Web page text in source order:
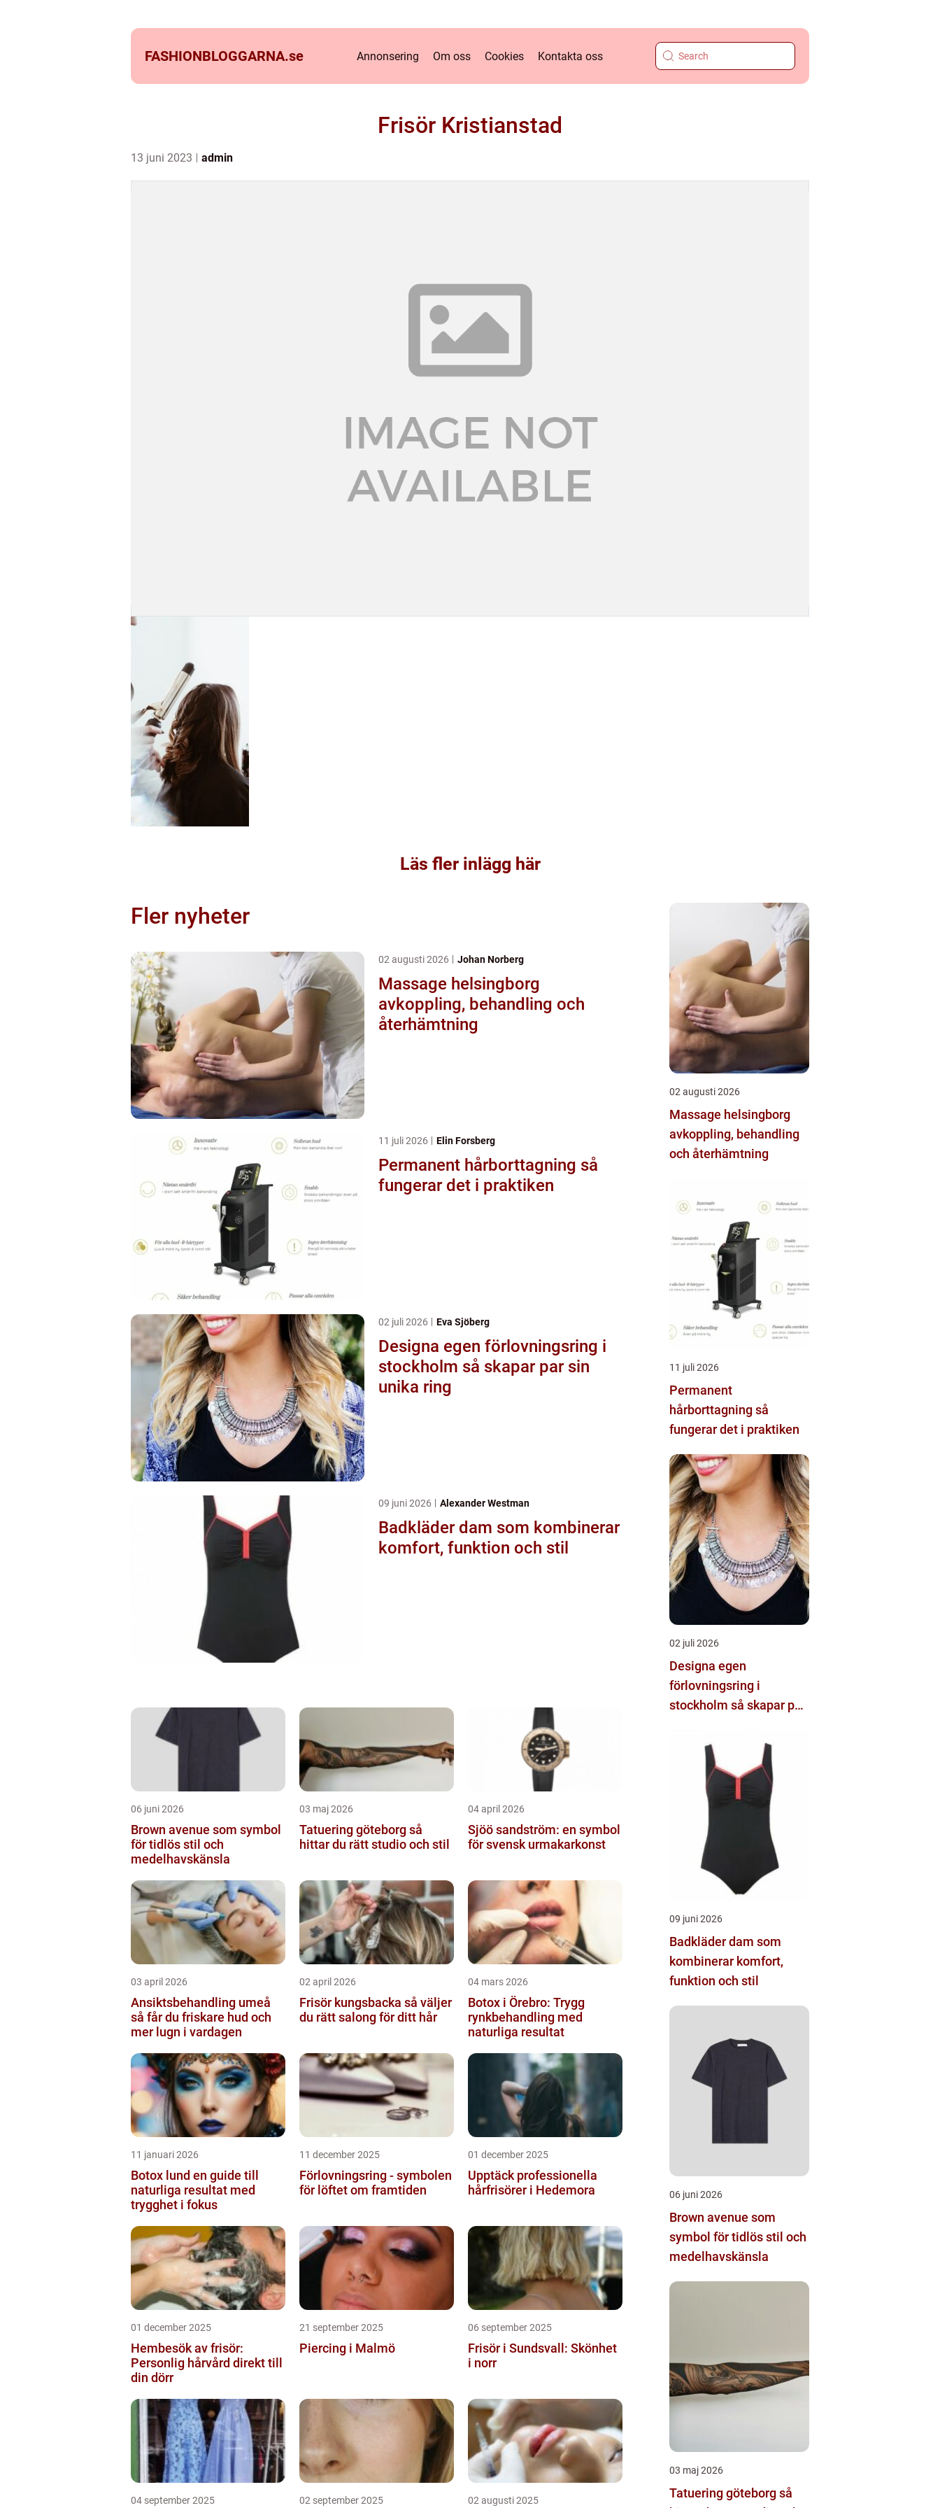
FASHIONBLOGGARNA.se Annonsering Om oss Cookies Kontakta oss
Frisör Kristianstad
13 juni 2023 admin
Läs fler inlägg här
Fler nyheter
02 augusti 2026 Johan Norberg
Massage helsingborg
avkoppling, behandling och
återhämtning
11 juli 2026 Elin Forsberg
Permanent hårborttagning så
fungerar det i praktiken
02 juli 2026 Eva Sjöberg
Designa egen förlovningsring i
stockholm så skapar par sin
unika ring
09 juni 2026 Alexander Westman
Badkläder dam som kombinerar
komfort, funktion och stil
06 juni 2026
Brown avenue som symbol
för tidlös stil och
medelhavskänsla
03 maj 2026
Tatuering göteborg så
hittar du rätt studio och stil
04 april 2026
Sjöö sandström: en symbol
för svensk urmakarkonst
03 april 2026
Ansiktsbehandling umeå
så får du friskare hud och
mer lugn i vardagen
02 april 2026
Frisör kungsbacka så väljer
du rätt salong för ditt hår
04 mars 2026
Botox i Örebro: Trygg
rynkbehandling med
naturliga resultat
11 januari 2026
Botox lund en guide till
naturliga resultat med
trygghet i fokus
11 december 2025
Förlovningsring - symbolen
för löftet om framtiden
01 december 2025
Upptäck professionella
hårfrisörer i Hedemora
01 december 2025
Hembesök av frisör:
Personlig hårvård direkt till
din dörr
21 september 2025
Piercing i Malmö
06 september 2025
Frisör i Sundsvall: Skönhet
i norr
04 september 2025 02 september 2025 02 augusti 2025
02 augusti 2026
Massage helsingborg
avkoppling, behandling
och återhämtning
11 juli 2026
Permanent
hårborttagning så
fungerar det i praktiken
02 juli 2026
Designa egen
förlovningsring i
stockholm så skapar par
09 juni 2026
Badkläder dam som
kombinerar komfort,
funktion och stil
06 juni 2026
Brown avenue som
symbol för tidlös stil och
medelhavskänsla
03 maj 2026
Tatuering göteborg så